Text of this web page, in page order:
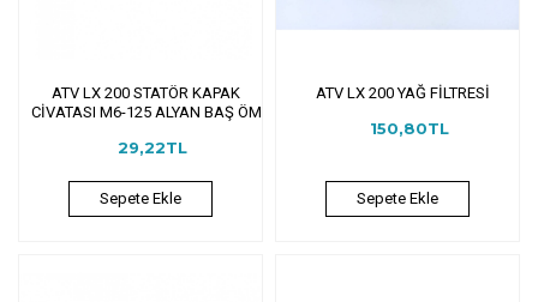
ATV LX 200 STATÖR KAPAK
CİVATASI M6-125 ALYAN BAŞ ÖM
29,22TL
Sepete Ekle
ATV LX 200 YAĞ FİLTRESİ
150,80TL
Sepete Ekle